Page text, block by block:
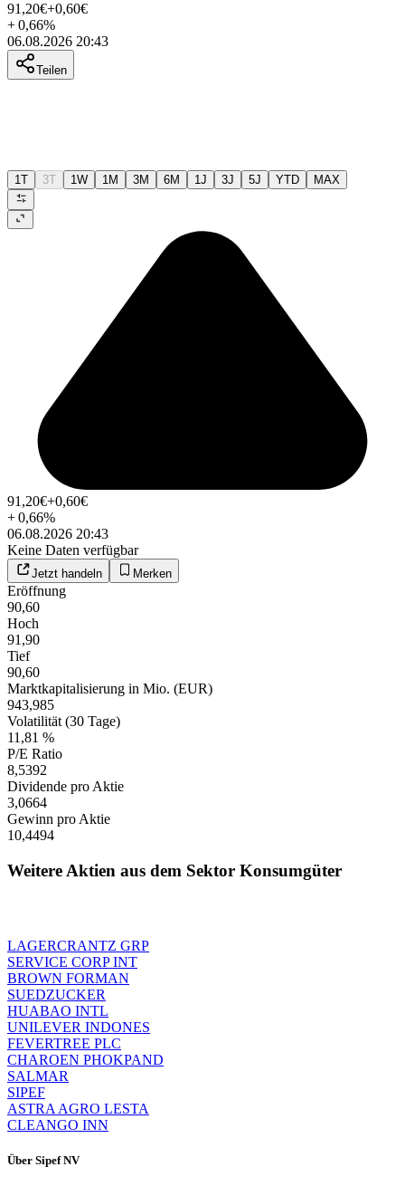
91,20€+0,60€
+0,66%
06.08.2026 20:43
Teilen
1T 3T 1W 1M 3M 6M 1J 3J 5J YTD MAX
91,20€+0,60€
+0,66%
06.08.2026 20:43
Keine Daten verfügbar
Jetzt handeln Merken
Eröffnung
90,60
Hoch
91,90
Tief
90,60
Marktkapitalisierung in Mio. (EUR)
943,985
Volatilität (30 Tage)
11,81 %
P/E Ratio
8,5392
Dividende pro Aktie
3,0664
Gewinn pro Aktie
10,4494
Weitere Aktien aus dem Sektor Konsumgüter
LAGERCRANTZ GRP
SERVICE CORP INT
BROWN FORMAN
SUEDZUCKER
HUABAO INTL
UNILEVER INDONES
FEVERTREE PLC
CHAROEN PHOKPAND
SALMAR
SIPEF
ASTRA AGRO LESTA
CLEANGO INN
Über Sipef NV